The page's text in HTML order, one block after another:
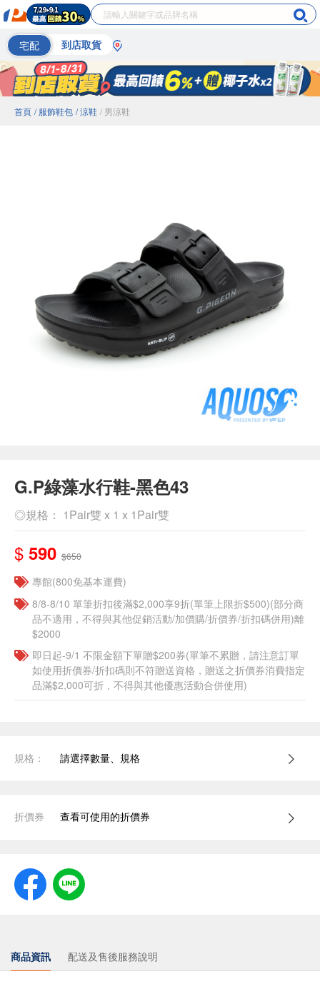
宅配 到店取貨
首頁 / 服飾鞋包 / 涼鞋 / 男涼鞋
G.P綠藻水行鞋-黑色43
◎規格： 1Pair雙 x 1 x 1Pair雙
$ 590 $650
專館(800免基本運費)
8/8-8/10 單筆折扣後滿$2,000享9折(單筆上限折$500)(部分商
品不適用，不得與其他促銷活動/加價購/折價券/折扣碼併用)離
$2000
即日起-9/1 不限金額下單贈$200券(單筆不累贈，請注意訂單
如使用折價券/折扣碼則不符贈送資格，贈送之折價券消費指定
品滿$2,000可折，不得與其他優惠活動合併使用)
規格： 請選擇數量、規格
折價券 查看可使用的折價券
商品資訊 配送及售後服務說明